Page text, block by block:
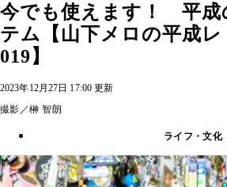
今でも使えます！ 平成
テム【山下メロの平成レ
019】
2023年12月27日 17:00 更新
撮影／榊 智朗
ライフ・文化